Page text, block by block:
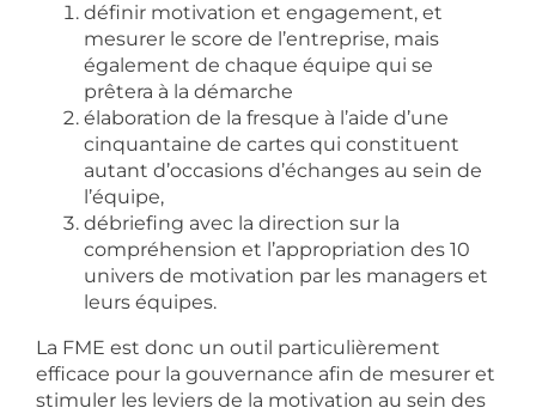
définir motivation et engagement, et
mesurer le score de l’entreprise, mais
également de chaque équipe qui se
prêtera à la démarche
élaboration de la fresque à l’aide d’une
cinquantaine de cartes qui constituent
autant d’occasions d’échanges au sein de
l’équipe,
débriefing avec la direction sur la
compréhension et l’appropriation des 10
univers de motivation par les managers et
leurs équipes.
La FME est donc un outil particulièrement
efficace pour la gouvernance afin de mesurer et
stimuler les leviers de la motivation au sein des